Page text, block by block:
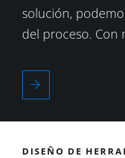
solución,
del proceso. Con
DISEÑO DE